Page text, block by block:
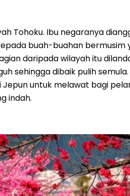
Tohoku. Ibu negaranya
buah-buahan bermusim
daripada wilayah itu
sehingga dibaik pulih
untuk melawat bagi
indah.